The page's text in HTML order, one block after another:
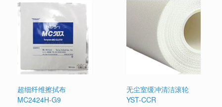
超细纤维擦拭布
MC2424H-G9
无尘室缓冲清洁滚轮
YST-CCR